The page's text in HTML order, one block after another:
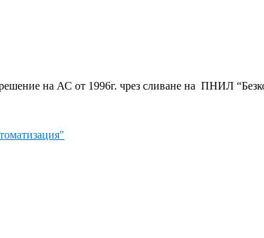
на АС от 1996г. чрез сливане на ПНИЛ